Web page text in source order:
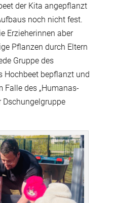
der Kita angepflanzt
noch nicht fest.
Erzieherinnen aber
Pflanzen durch Eltern
Gruppe des
Hochbeet bepflanzt und
des „Humanas-
Dschungelgruppe